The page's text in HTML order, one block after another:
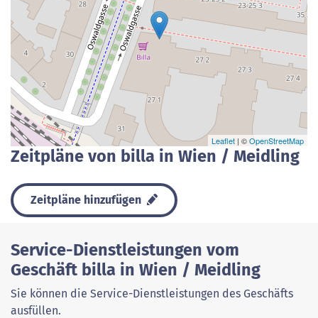
Leaflet | ©OpenStreetMap
Zeitpläne von billa in Wien / Meidling
Zeitpläne hinzufügen
Service-Dienstleistungen vom
Geschäft billa in Wien / Meidling
Sie können die Service-Dienstleistungen des Geschäfts
ausfüllen.